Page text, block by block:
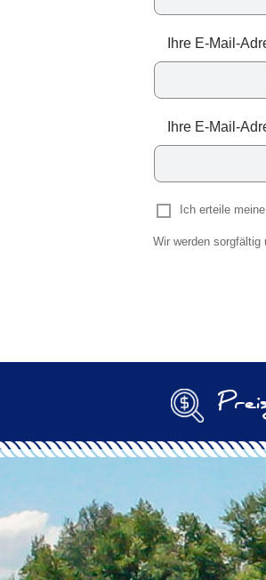
Ihre E-Mail-
Ihre E-Mail-
Ich erteile
Wir werden sorgfältig